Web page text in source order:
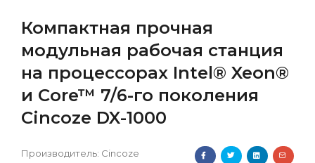
Компактная прочная
модульная рабочая станция
на процессорах Intel® Xeon®
и Core™ 7/6-го поколения
Cincoze DX-1000
Производитель: Cincoze